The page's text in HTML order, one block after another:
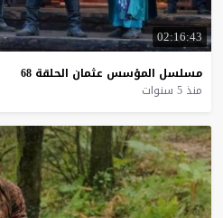
02:16:43
مسلسل المؤسس عثمان الحلقة 68
منذ 5 سنوات